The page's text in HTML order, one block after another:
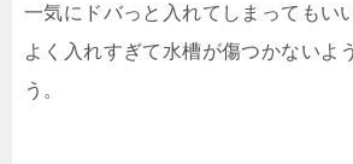
一気にドバっと入れてしまってもい
よく入れすぎて水槽が傷つかないよ
う。